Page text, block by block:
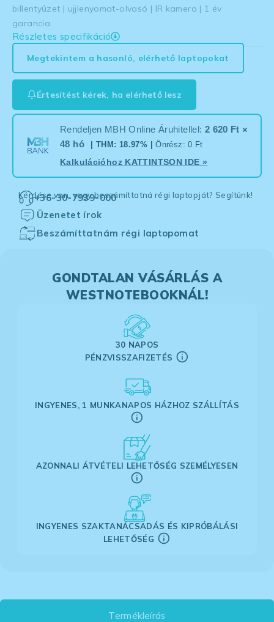
billentyűzet | ujjlenyomat-olvasó | IR kamera | 1 év
garancia
Részletes specifikáció
Megtekintem a hasonló, elérhető laptopokat
Értesítést kérek, ha elérhető lesz
Rendeljen MBH Online Áruhitellel: 2 620 Ft ×
48 hó
| THM: 18.97% |Önrész: 0 Ft
Kalkulációhoz KATTINTSON IDE »
Kérdése van, vagy beszámíttatná régi laptopját? Segítünk!
+36-30-7939-000
Üzenetet írok
Beszámíttatnám régi laptopomat
GONDTALAN VÁSÁRLÁS A
WESTNOTEBOOKNÁL!
30 NAPOS
PÉNZVISSZAFIZETÉS
INGYENES, 1 MUNKANAPOS HÁZHOZ SZÁLLÍTÁS
AZONNALI ÁTVÉTELI LEHETŐSÉG SZEMÉLYESEN
INGYENES SZAKTANÁCSADÁS ÉS KIPRÓBÁLÁSI
LEHETŐSÉG
Termékleírás